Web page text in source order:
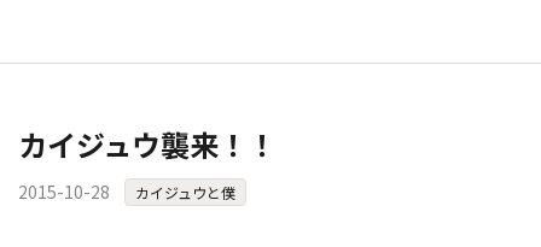
カイジュウ襲来！！
2015-10-28 カイジュウと僕